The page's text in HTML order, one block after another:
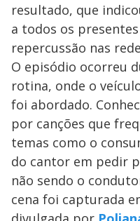
resultado, que
a todos os
repercussão nas
O episódio ocorreu
rotina, onde o
foi abordado.
por canções que
temas como o
do cantor em pedir
não sendo o
cena foi capturada